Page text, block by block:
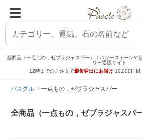
全商品（一点もの，ゼブラジャスパー）｜パワーストーンや
リー通販サイト
12時までのご注文で最短翌日にお届け 10,000円以
パスクル 一点もの，ゼブラジャスパー
全商品（一点もの，ゼブラジャスパー